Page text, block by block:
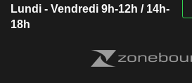
Lundi - Vendredi 9h-12h / 14h-
18h